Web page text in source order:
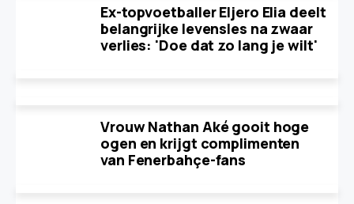
Ex-topvoetballer Eljero Elia deelt
belangrijke levensles na zwaar
verlies: 'Doe dat zo lang je wilt'
Vrouw Nathan Aké gooit hoge
ogen en krijgt complimenten
van Fenerbahçe-fans